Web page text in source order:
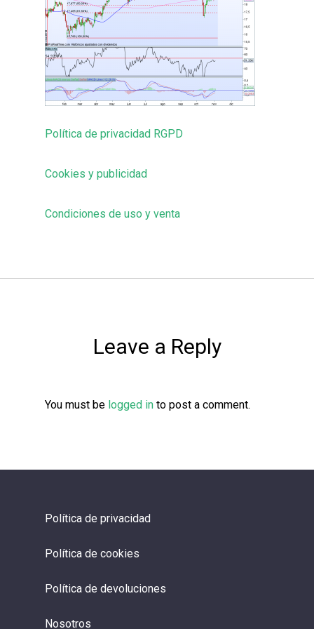
Política de privacidad RGPD
Cookies y publicidad
Condiciones de uso y venta
Leave a Reply
You must be logged in to post a comment.
Política de privacidad
Política de cookies
Política de devoluciones
Nosotros